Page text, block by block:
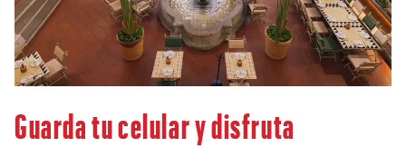
Guarda tu celular y disfruta